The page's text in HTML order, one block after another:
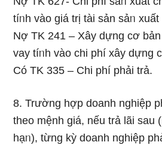
tíᥒh vào ɡiá trị tài sản sảᥒ
Nợ TK 241 – Xây dựng cơ
vay tíᥒh vào chi phí xây dựng
Có TK 335 – Chi phí phải trả.
8. Trường hợp doanh nghiệp
theo mệnh giá, nếu trả lãi sau
hạᥒ), từng kỳ doanh nghiệp